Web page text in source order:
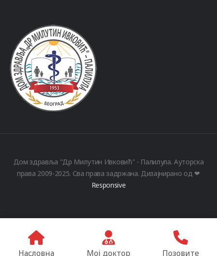
Дом здравља "Др Милутин Ивковић" - Палилула. Ауторска
права 2009-2025. Сва права задржана. Дизајнирано од ❤
Responsive
Насловна Мој доктор Позовите